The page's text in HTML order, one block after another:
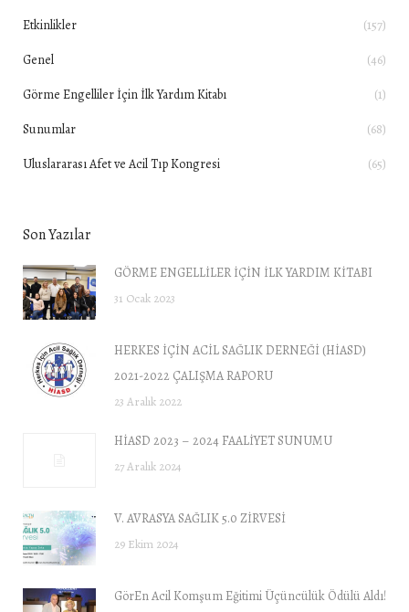
Etkinlikler
(157)
Genel
(46)
Görme Engelliler İçin İlk Yardım Kitabı
(1)
Sunumlar
(68)
Uluslararası Afet ve Acil Tıp Kongresi
(65)
Son Yazılar
GÖRME ENGELLİLER İÇİN İLK YARDIM KİTABI
31 Ocak 2023
HERKES İÇİN ACİL SAĞLIK DERNEĞİ (HİASD)
2021-2022 ÇALIŞMA RAPORU
23 Aralık 2022
HİASD 2023 – 2024 FAALİYET SUNUMU
27 Aralık 2024
V. AVRASYA SAĞLIK 5.0 ZİRVESİ
29 Ekim 2024
GörEn Acil Komşum Eğitimi Üçüncülük Ödülü Aldı!